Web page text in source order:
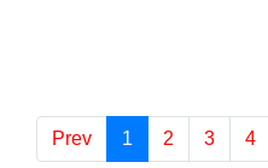
Prev 1 (current)
2 3 4